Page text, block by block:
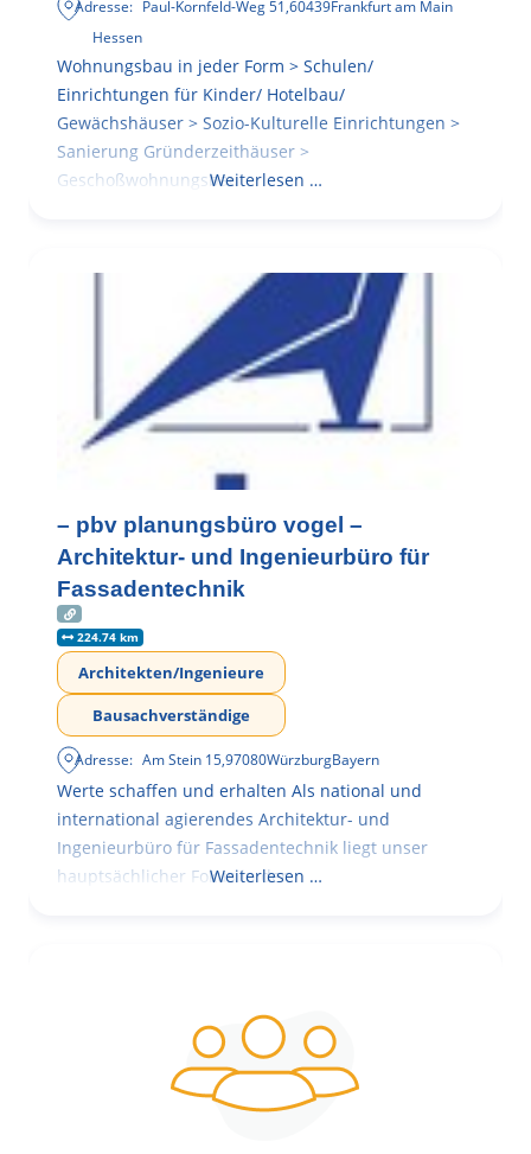
Adresse: Paul-Kornfeld-Weg 51,60439Frankfurt am Main
Hessen
Wohnungsbau in jeder Form > Schulen/
Einrichtungen für Kinder/ Hotelbau/
Gewächshäuser > Sozio-Kulturelle Einrichtungen >
Sanierung Gründerzeithäuser >
GeschoßwohnungsbauWeiterlesen …
– pbv planungsbüro vogel –
Architektur- und Ingenieurbüro für
Fassadentechnik
224.74 km
Architekten/Ingenieure
Bausachverständige
Adresse: Am Stein 15,97080WürzburgBayern
Werte schaffen und erhalten Als national und
international agierendes Architektur- und
Ingenieurbüro für Fassadentechnik liegt unser
hauptsächlicher Fokus in der
Weiterlesen …